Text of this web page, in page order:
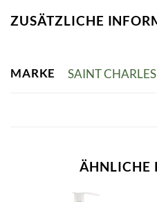
ZUSÄTZLICHE
MARKE SAINT CHARLES
ÄHNLICHE